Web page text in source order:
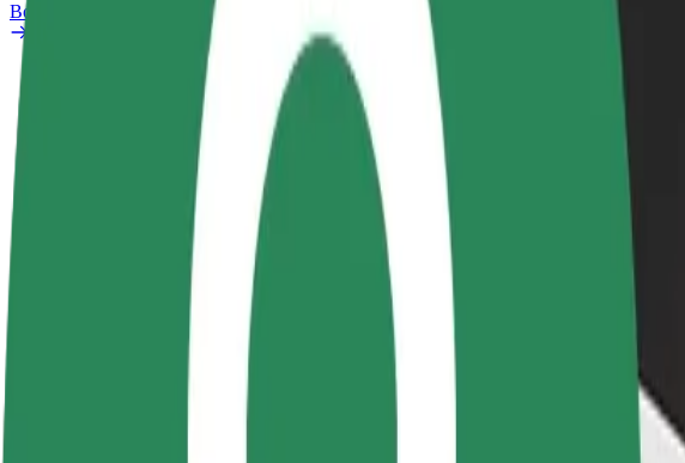
Bolt Pluss
Tjen penger på egne
Bli et leveringsbud
Lever mat og få betalt
ukentlig
Legg til en restaurant eller butikk
Nå ut til flere kunder og øk
inntjeningen
Hvordan komme seg fra Spitalul Militar de Urgențe “Dr. Alexandru
Leter du etter den beste måten å reise fra Spitalul Militar de Urgențe “Dr. Alexandru